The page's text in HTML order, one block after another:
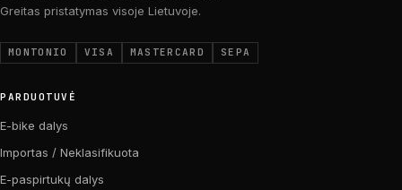
Greitas pristatymas visoje Lietuvoje.
MONTONIO VISA MASTERCARD SEPA
PARDUOTUVĖ
E-bike dalys
Importas / Neklasifikuota
E-paspirtukų dalys